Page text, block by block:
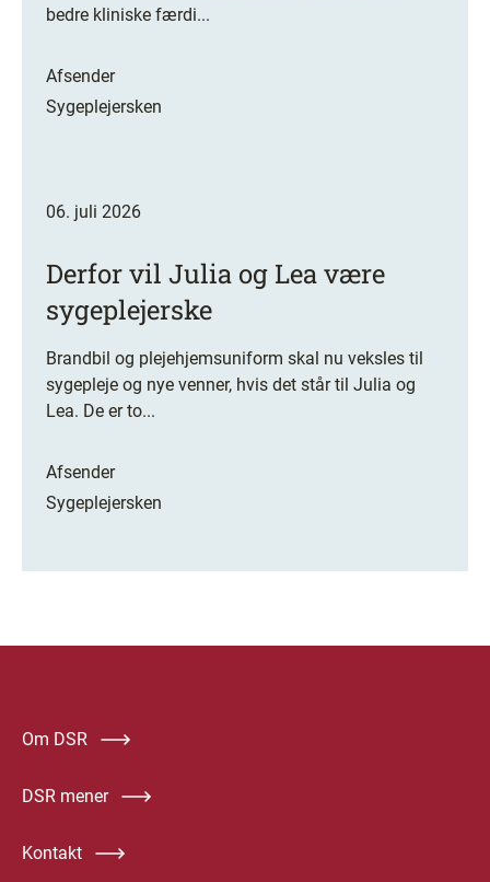
bedre kliniske færdi...
Afsender
Sygeplejersken
06. juli 2026
Derfor vil Julia og Lea være
sygeplejerske
Brandbil og plejehjemsuniform skal nu veksles til
sygepleje og nye venner, hvis det står til Julia og
Lea. De er to...
Afsender
Sygeplejersken
Om DSR
DSR mener
Kontakt